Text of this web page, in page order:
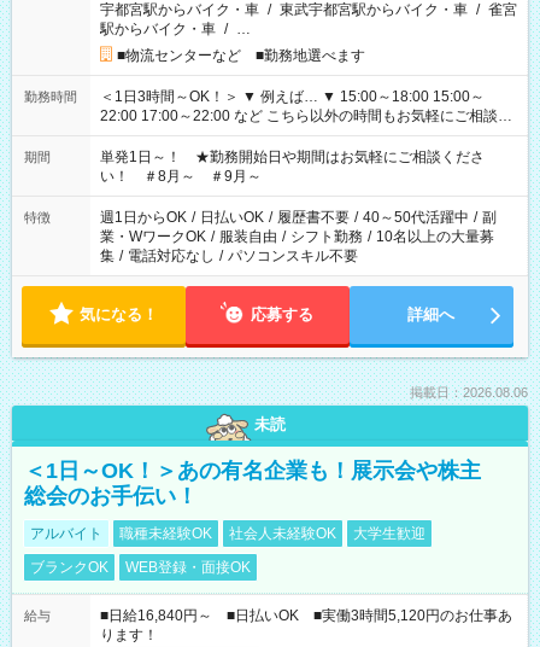
宇都宮駅からバイク・車 / 東武宇都宮駅からバイク・車 / 雀宮
駅からバイク・車 / …
■物流センターなど ■勤務地選べます
勤務時間
＜1日3時間～OK！＞ ▼ 例えば… ▼ 15:00～18:00 15:00～
22:00 17:00～22:00 など こちら以外の時間もお気軽にご相談く
ださい！
期間
単発1日～！ ★勤務開始日や期間はお気軽にご相談くださ
い！ ＃8月～ ＃9月～
特徴 週1日からOK / 日払いOK / 履歴書不要 / 40～50代活躍中 / 副
業・WワークOK / 服装自由 / シフト勤務 / 10名以上の大量募
集 / 電話対応なし / パソコンスキル不要
気になる！ 応募する 詳細へ
掲載日：2026.08.06
未読
＜1日～OK！＞あの有名企業も！展示会や株主
総会のお手伝い！
アルバイト 職種未経験OK 社会人未経験OK
大学生歓迎
ブランクOK
WEB登録・面接OK
給与
■日給16,840円～ ■日払いOK ■実働3時間5,120円のお仕事あ
ります！